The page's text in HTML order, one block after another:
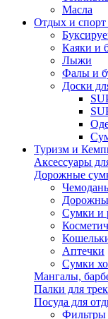
Масла
Отдых и спорт
Каяки и
Лыжи
Фалы и
Доски
Туризм и
Аксессуары
Дорожные
Сумки и
Аптечки
Сумки
Мангалы,
Палки для
Посуда для
Фильтры